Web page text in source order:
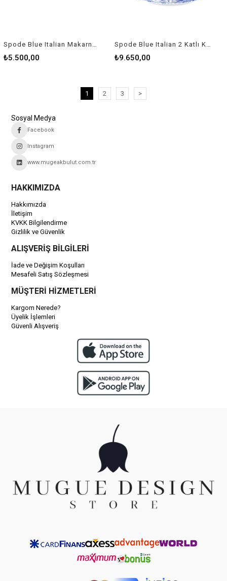
Spode Blue Italian Makarna Tabağı 30 Cm Rw Blı 3887
₺5.500,00
Spode Blue Italian 2 Katlı Kek Stand
₺9.650,00
1 2 3 >
Sosyal Medya
Facebook
Instagram
www.mugeakbulut.com.tr
HAKKIMIZDA
Hakkımızda
İletişim
KVKK Bilgilendirme
Gizlilik ve Güvenlik
ALIŞVERİŞ BİLGİLERİ
İade ve Değişim Koşulları
Mesafeli Satış Sözleşmesi
MÜŞTERİ HİZMETLERİ
Kargom Nerede?
Üyelik İşlemleri
Güvenli Alışveriş